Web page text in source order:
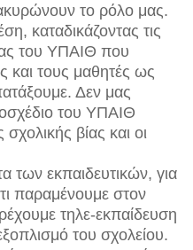
το ρόλο μας.
καταδικάζοντας τις
του ΥΠΑΙΘ που
και τους μαθητές ως
Δεν μας
του ΥΠΑΙΘ
βίας και οι
των εκπαιδευτικών, για
παραμένουμε στον
τηλε-εκπαίδευση
του σχολείου.